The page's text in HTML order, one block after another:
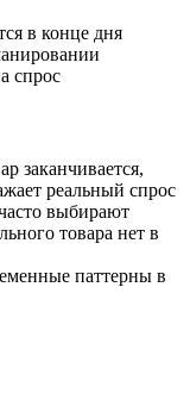
в конце дня
спрос
заканчивается,
реальный спрос
выбирают
товара нет в
паттерны в